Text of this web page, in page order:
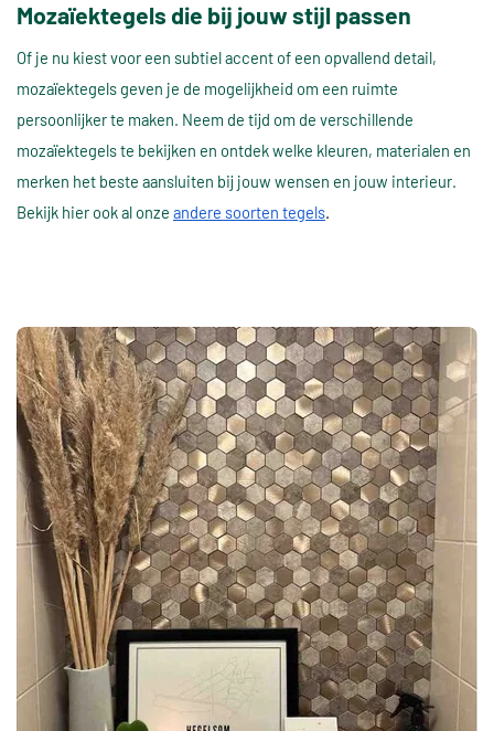
Mozaïektegels die bij jouw stijl passen
Of je nu kiest voor een subtiel accent of een opvallend detail,
mozaïektegels geven je de mogelijkheid om een ruimte
persoonlijker te maken. Neem de tijd om de verschillende
mozaïektegels te bekijken en ontdek welke kleuren, materialen en
merken het beste aansluiten bij jouw wensen en jouw interieur.
Bekijk hier ook al onze andere soorten tegels.